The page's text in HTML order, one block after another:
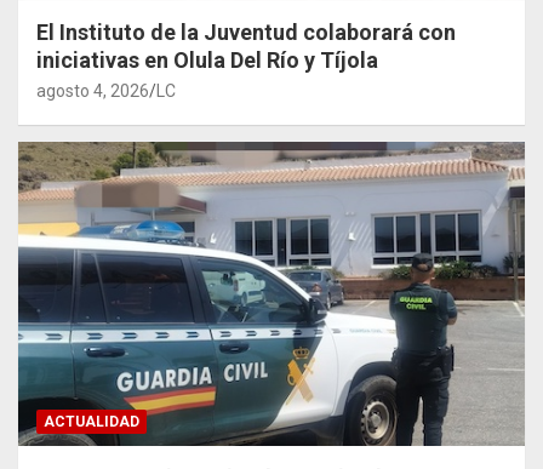
El Instituto de la Juventud colaborará con
iniciativas en Olula Del Río y Tíjola
agosto 4, 2026 LC
ACTUALIDAD